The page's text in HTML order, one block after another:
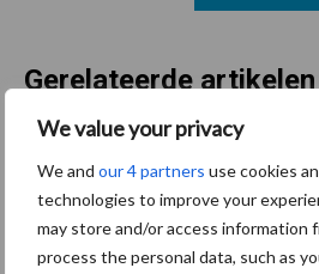
We value your privacy
We and our 4 partners use cookies
technologies to improve your
may store and/or access information
process the personal data, such as
Gerelateerde
nieuwe serie
nog